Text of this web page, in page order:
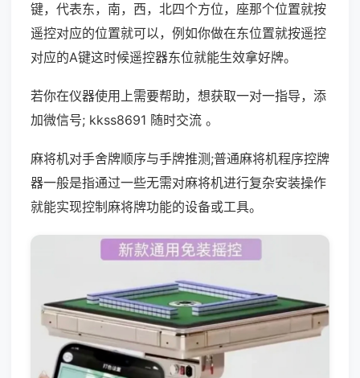
键，代表东，南，西，北四个方位，座那个位置就按
遥控对应的位置就可以，例如你做在东位置就按遥控
对应的A键这时候遥控器东位就能生效拿好牌。
若你在仪器使用上需要帮助，想获取一对一指导，添
加微信号; kkss8691 随时交流 。
麻将机对手舍牌顺序与手牌推测;普通麻将机程序控牌
器一般是指通过一些无需对麻将机进行复杂安装操作
就能实现控制麻将牌功能的设备或工具。